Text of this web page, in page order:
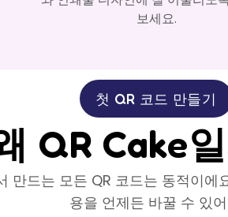
보세요.
첫 QR 코드 만들기
QR Cake
만드는 모든 QR 코드는 동적이에
용을 언제든 바꿀 수 있